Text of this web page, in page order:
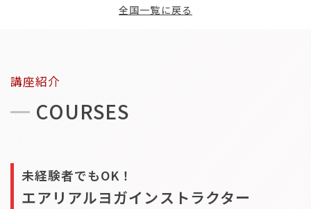
全国一覧に戻る
講座紹介
COURSES
未経験者でもOK！
エアリアルヨガインストラクター